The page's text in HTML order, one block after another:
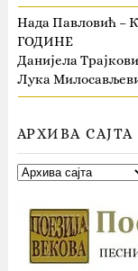
Нада Павловић
ГОДИНЕ
Данијела
Лука
АРХИВА САЈТА